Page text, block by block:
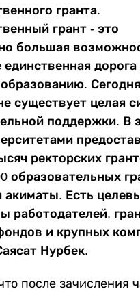
гранта.
грант - это
большая
единственная дорога
существует целая
поддержки. В
ректорских
образовательных
акиматы. Есть
работодателей,
и крупных
Нурбек.
после зачисления